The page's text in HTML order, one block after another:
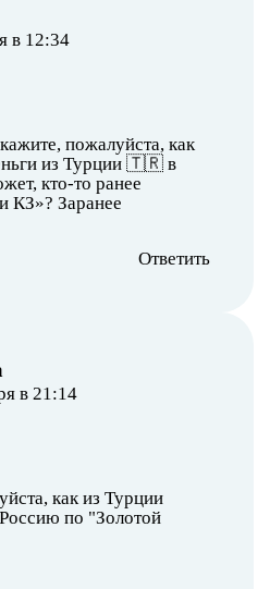
в 12:34
пожалуйста, как
из Турции 🇹🇷 в
кто-то ранее
КЗ»? Заранее
Ответить
в 21:14
как из Турции
по "Золотой